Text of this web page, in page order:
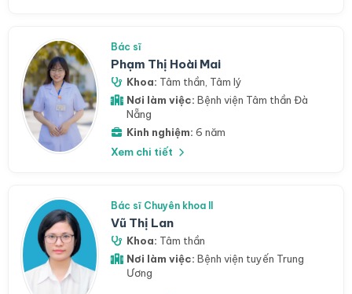
Bác sĩ
Phạm Thị Hoài Mai
Khoa: Tâm thần Tâm lý
Nơi làm việc: Bệnh viện Tâm thần Đà
Nẵng
Kinh nghiệm: 6 năm
Xem chi tiết
Bác sĩ Chuyên khoa II
Vũ Thị Lan
Khoa: Tâm thần
Nơi làm việc: Bệnh viện tuyến Trung
Ương